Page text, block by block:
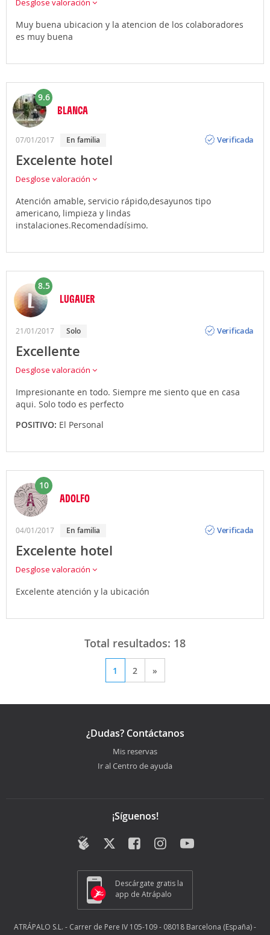
Desglose valoración
Muy buena ubicacion y la atencion de los colaboradores
es muy buena
9.6
BLANCA
07/01/2017 en familia
Verificada
Excelente hotel
Desglose valoración
Atención amable, servicio rápido,desayunos tipo
americano, limpieza y lindas
instalaciones.Recomendadísimo.
8.5
LUGAUER
21/01/2017 solo
Verificada
Excellente
Desglose valoración
Impresionante en todo. Siempre me siento que en casa
aqui. Solo todo es perfecto
POSITIVO: El Personal
10
ADOLFO
04/01/2017 en familia
Verificada
Excelente hotel
Desglose valoración
Excelente atención y la ubicación
Total resultados: 18
1 2 »
¿Dudas? Contáctanos
Mis reservas
Ir al Centro de ayuda
¡Síguenos!
Descárgate gratis la
app de Atrápalo
ATRÁPALO S.L. - Carrer de Pere IV 105-109 - 08018 Barcelona (España) -